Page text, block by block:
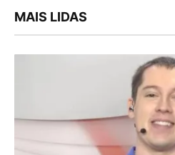
MAIS LIDAS